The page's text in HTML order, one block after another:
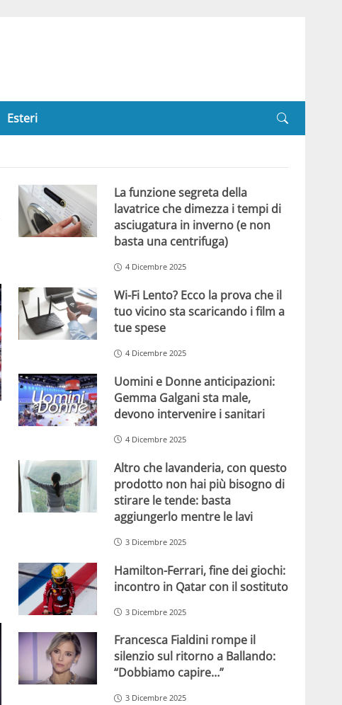
Esteri
La funzione segreta della
lavatrice che dimezza i tempi di
asciugatura in inverno (e non
basta una centrifuga)
4 Dicembre 2025
Wi-Fi Lento? Ecco la prova che il
tuo vicino sta scaricando i film a
tue spese
4 Dicembre 2025
Uomini e Donne anticipazioni:
Gemma Galgani sta male,
devono intervenire i sanitari
4 Dicembre 2025
Altro che lavanderia, con questo
prodotto non hai più bisogno di
stirare le tende: basta
aggiungerlo mentre le lavi
3 Dicembre 2025
Hamilton-Ferrari, fine dei giochi:
incontro in Qatar con il sostituto
3 Dicembre 2025
Francesca Fialdini rompe il
silenzio sul ritorno a Ballando:
“Dobbiamo capire…”
3 Dicembre 2025